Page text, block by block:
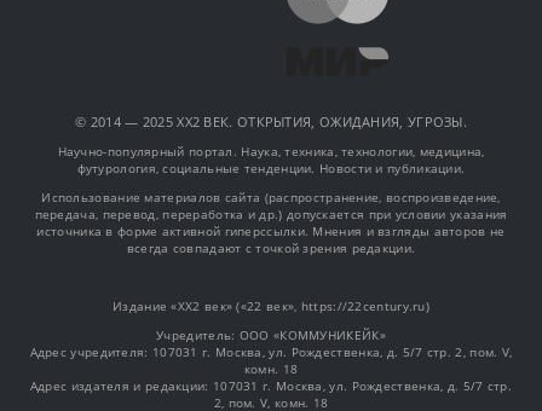
© 2014 — 2025 XX2 ВЕК. ОТКРЫТИЯ, ОЖИДАНИЯ, УГРОЗЫ.
Научно-популярный портал. Наука, техника, технологии, медицина,
футурология, социальные тенденции. Новости и публикации.
Использование материалов сайта (распространение, воспроизведение,
передача, перевод, переработка и др.) допускается при условии указания
источника в форме активной гиперссылки. Мнения и взгляды авторов не
всегда совпадают с точкой зрения редакции.
Издание «XX2 век» («22 век», https://22century.ru)
Учредитель: OOO «КОММУНИКЕЙК»
Адрес учредителя: 107031 г. Москва, ул. Рождественка, д. 5/7 стр. 2, пом. V,
комн. 18
Адрес издателя и редакции: 107031 г. Москва, ул. Рождественка, д. 5/7 стр.
2, пом. V, комн. 18